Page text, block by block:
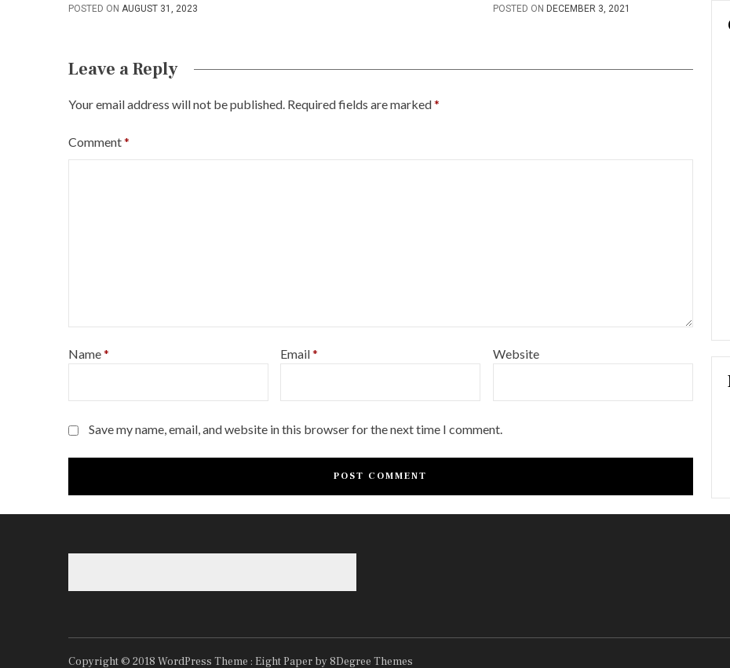
POSTED ON AUGUST 31, 2023 POSTED ON DECEMBER 3, 2021
Leave a Reply
Your email address will not be published. Required fields are marked*
Comment*
Name* Email* Website
Save my name, email, and website in this browser for the next time I comment.
Copyright © 2018 WordPress Theme : Eight Paper by 8Degree Themes